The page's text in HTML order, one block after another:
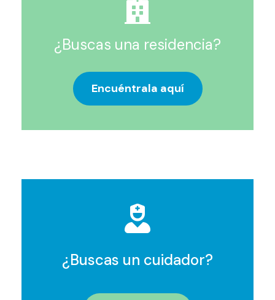
¿Buscas una residencia?
Encuéntrala aquí
¿Buscas un cuidador?